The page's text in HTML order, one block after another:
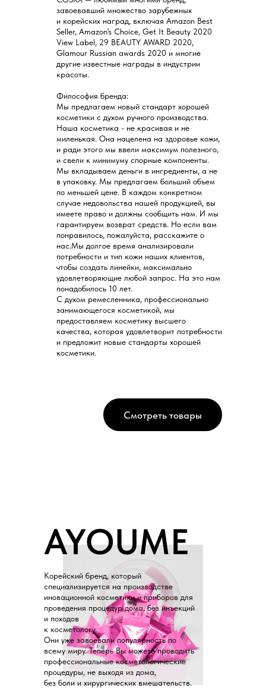
Корейский бренд, который
специализируется на производстве
иновационной косметики и приборов для
проведения процедур дома, без инъекций
и походов
к косметологу.
Они уже завоевали популярность по
всему миру. Теперь Вы можете проводить
профессиональные косметологические
процедуры, не выходя из дома,
без боли и хирургических вмешательств.
AYOUME
завоевавший множество зарубежных
и корейских наград, включая Amazon Best
Seller, Amazon's Choice, Get It Beauty 2020
View Label, 29 BEAUTY AWARD 2020,
Glamour Russian awards 2020 и многие
другие известные награды в индустрии
красоты.
Философия бренда:
Мы предлагаем новый стандарт хорошей
косметики с духом ручного производства.
Наша косметика - не красивая и не
миленькая. Она нацелена на здоровье кожи,
и ради этого мы ввели максимум полезного,
и свели к минимуму спорные компоненты.
Мы вкладываем деньги в ингредиенты, а не
в упаковку. Мы предлагаем больший объем
по меньшей цене. В каждом конкретном
случае недовольства нашей продукцией, вы
имеете право и должны сообщить нам. И мы
гарантируем возврат средств. Но если вам
понравилось, пожалуйста, расскажите о
нас.Мы долгое время анализировали
потребности и тип кожи наших клиентов,
чтобы создать линейки, максимально
удовлетворяющие любой запрос. На это нам
понадобилось 10 лет.
С духом ремесленника, профессионально
занимающегося косметикой, мы
предоставляем косметику высшего
качества, которая удовлетворит потребности
и предложит новые стандарты хорошей
косметики.
Смотреть товары